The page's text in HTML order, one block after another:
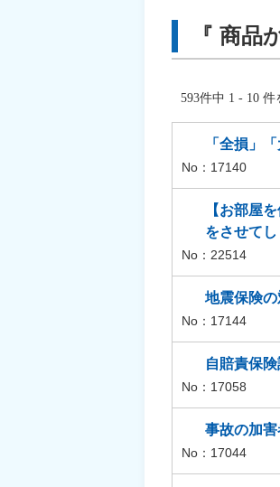
『 商品
593件中 1 - 10 件
「全損」
No：17140
【お部屋
をさせて
No：22514
地震保険
No：17144
自賠責保
No：17058
事故の加
No：17044